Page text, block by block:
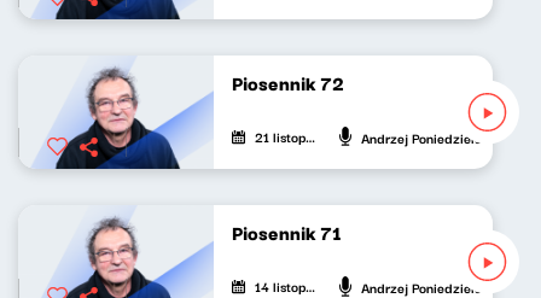
Piosennik 72
21 listopada 2021 Andrzej Poniedzielski
Piosennik 71
14 listopada 2021 Andrzej Poniedzielski